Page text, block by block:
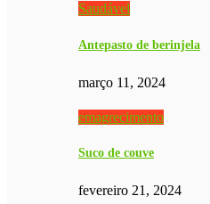
Saudável
Antepasto de berinjela
março 11, 2024
emagrecimento
Suco de couve
fevereiro 21, 2024